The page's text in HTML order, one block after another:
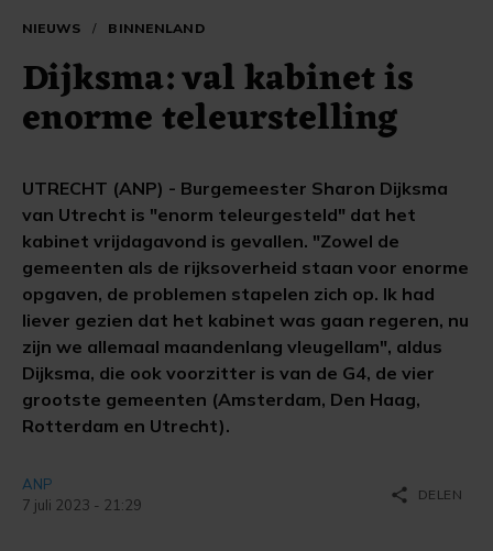
NIEUWS / BINNENLAND
Dijksma: val kabinet is
enorme teleurstelling
UTRECHT (ANP) - Burgemeester Sharon Dijksma
van Utrecht is "enorm teleurgesteld" dat het
kabinet vrijdagavond is gevallen. "Zowel de
gemeenten als de rijksoverheid staan voor enorme
opgaven, de problemen stapelen zich op. Ik had
liever gezien dat het kabinet was gaan regeren, nu
zijn we allemaal maandenlang vleugellam", aldus
Dijksma, die ook voorzitter is van de G4, de vier
grootste gemeenten (Amsterdam, Den Haag,
Rotterdam en Utrecht).
ANP
7 juli 2023 - 21:29
share DELEN